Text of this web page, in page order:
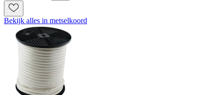
Bekijk alles in metselkoord